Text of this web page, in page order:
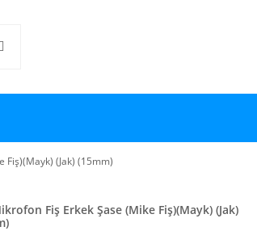
Fiş)(Mayk) (Jak) (15mm)
Fiş Erkek Şase (Mike Fiş)(Mayk) (Jak)